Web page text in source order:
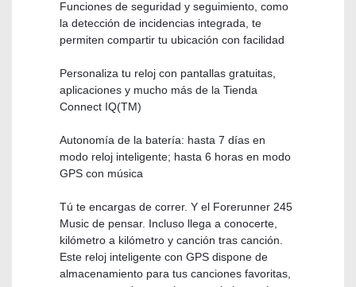
Funciones de seguridad y seguimiento, como
la detección de incidencias integrada, te
permiten compartir tu ubicación con facilidad
Personaliza tu reloj con pantallas gratuitas,
aplicaciones y mucho más de la Tienda
Connect IQ(TM)
Autonomía de la batería: hasta 7 días en
modo reloj inteligente; hasta 6 horas en modo
GPS con música
Tú te encargas de correr. Y el Forerunner 245
Music de pensar. Incluso llega a conocerte,
kilómetro a kilómetro y canción tras canción.
Este reloj inteligente con GPS dispone de
almacenamiento para tus canciones favoritas,